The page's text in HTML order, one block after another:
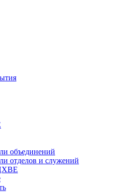
объединений
отделов и служений